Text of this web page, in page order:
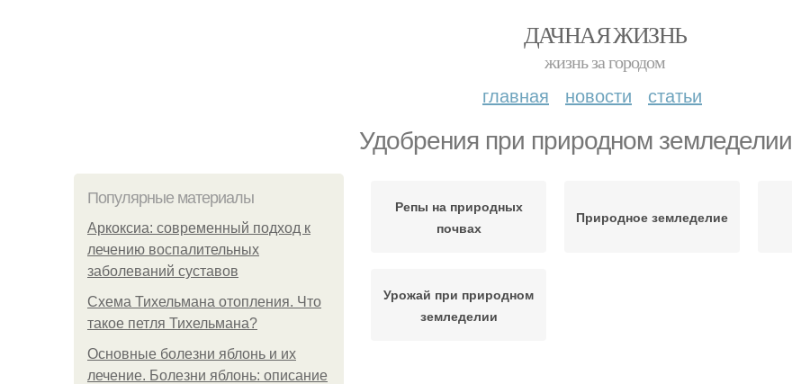
ДАЧНАЯ ЖИЗНЬ
жизнь за городом
главная новости статьи
Удобрения при природном земледелии
Популярные материалы
Аркоксиа: современный подход к
лечению воспалительных
заболеваний суставов
Схема Тихельмана отопления. Что
такое петля Тихельмана?
Основные болезни яблонь и их
лечение. Болезни яблонь: описание
Репы на природных
почвах
Природное земледелие
Урожай при природном
земледелии